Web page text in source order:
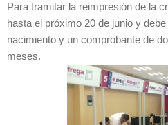
Para tramitar la reimpresión de la
hasta el próximo 20 de junio y
nacimiento y un comprobante de
meses.